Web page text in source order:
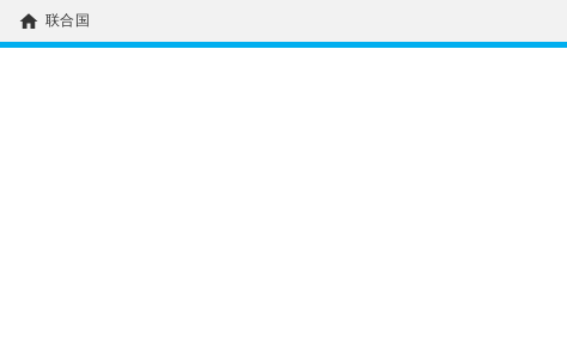
home 联合国